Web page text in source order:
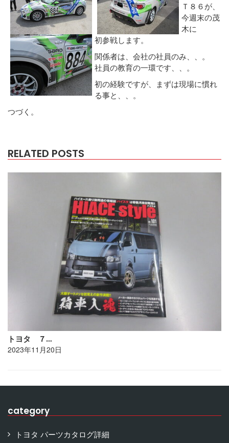
Ｔ８６が、
今週末の茂
木に
初参戦します。
関係者は、会社の社員のみ、、。
社員の教育の一環です、、。
初の経験ですが、まずは現場に慣れ
る事と、、。
つづく。
RELATED POSTS
トヨタ ７…
2023年11月20日
category
トヨタ パーツカタログ詳細